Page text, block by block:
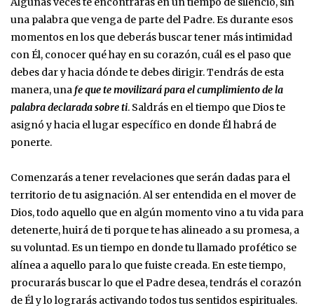
una palabra que venga de parte del Padre. Es durante esos
momentos en los que deberás buscar tener más intimidad
con Él, conocer qué hay en su corazón, cuál es el paso que
debes dar y hacia dónde te debes dirigir. Tendrás de esta
manera, unafe que te movilizará para el cumplimiento de la
palabra declarada sobre ti. Saldrás en el tiempo que Dios te
asignó y hacia el lugar específico en donde Él habrá de
ponerte.
Comenzarás a tener revelaciones que serán dadas para el
territorio de tu asignación. Al ser entendida en el mover de
Dios, todo aquello que en algún momento vino a tu vida para
detenerte, huirá de ti porque te has alineado a su promesa, a
su voluntad. Es un tiempo en donde tu llamado profético se
alínea a aquello para lo que fuiste creada. En este tiempo,
procurarás buscar lo que el Padre desea, tendrás el corazón
de Él y lo lograrás activando todos tus sentidos espirituales.